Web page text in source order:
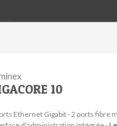
10
Ethernet Gigabit - 2 ports fibre